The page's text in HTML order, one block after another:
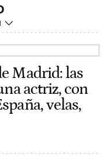
Madrid: las
actriz, con
velas,